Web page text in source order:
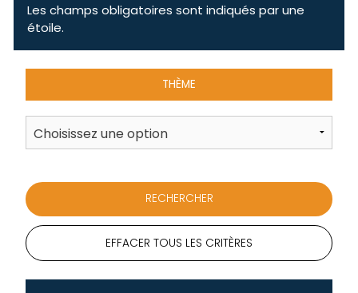
Les champs obligatoires sont indiqués par une
étoile.
THÈME
EFFACER TOUS LES CRITÈRES